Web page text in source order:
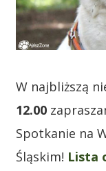
W najbliższą
12.00
Spotkanie na
Śląskim! Lista